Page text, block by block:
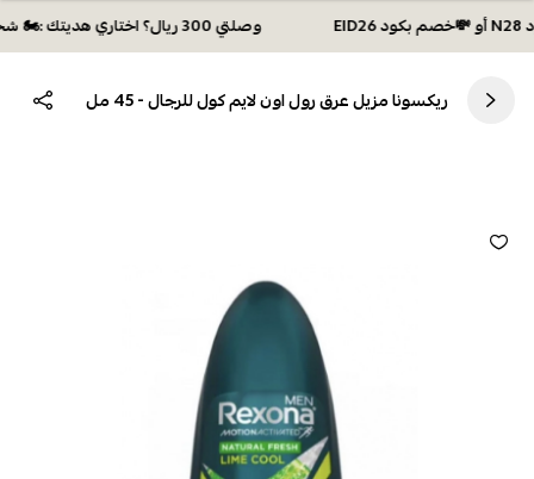
وصلتي 300 ريال؟ اختاري هديتك :🏍 شحن مجاني بكود N28 أو 💸خصم بكود EID26
ريكسونا مزيل عرق رول اون لايم كول للرجال - 45 مل